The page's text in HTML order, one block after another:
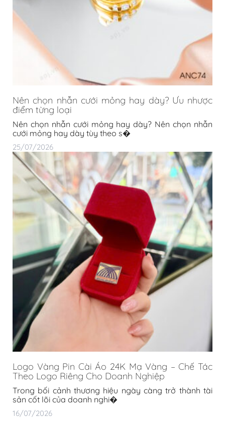
Nên chọn nhẫn cưới mỏng hay dày? Ưu nhược
điểm từng loại
Nên chọn nhẫn cưới mỏng hay dày? Nên chọn nhẫn
cưới mỏng hay dày tùy theo s�
25/07/2026
Logo Vàng Pin Cài Áo 24K Mạ Vàng – Chế Tác
Theo Logo Riêng Cho Doanh Nghiệp
Trong bối cảnh thương hiệu ngày càng trở thành tài
sản cốt lõi của doanh nghi�
16/07/2026